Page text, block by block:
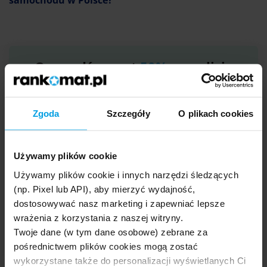
Zgoda Szczegóły O plikach cookies
Używamy plików cookie
Używamy plików cookie i innych narzędzi śledzących
(np. Pixel lub API), aby mierzyć wydajność,
dostosowywać nasz marketing i zapewniać lepsze
wrażenia z korzystania z naszej witryny.
Twoje dane (w tym dane osobowe) zebrane za
pośrednictwem plików cookies mogą zostać
wykorzystane także do personalizacji wyświetlanych Ci
Oszczędź nawet50%na polisie
Porównaj oferty ubezpieczeń OC i AC